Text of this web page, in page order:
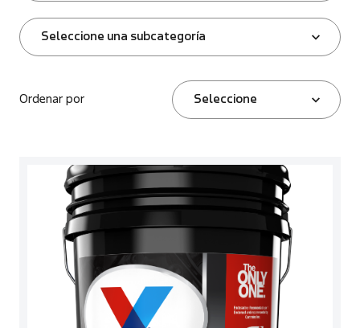
Seleccione una subcategoría
Ordenar por Seleccione